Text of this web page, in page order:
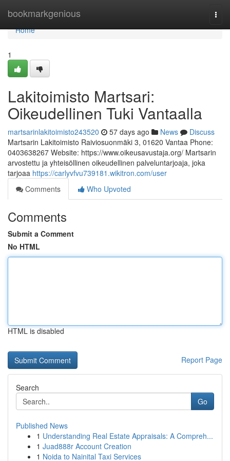
bookmarkgenious
Home
Home
1
Lakitoimisto Martsari:
Oikeudellinen Tuki Vantaalla
martsarinlakitoimisto243520 57 days ago News
Discuss
Martsarin Lakitoimisto Raiviosuonmäki 3, 01620 Vantaa Phone:
0403638267 Website: https://www.oikeusavustaja.org/ Martsarin
arvostettu ja yhteisöllinen oikeudellinen palveluntarjoaja, joka
tarjoaa https://carlyvfvu739181.wikitron.com/user
Comments
Who Upvoted
Comments
Submit a Comment
No HTML
HTML is disabled
Report Page
Search
Go
Published News
1 Understanding Real Estate Appraisals: A Compreh...
1 Juad888r Account Creation
1 Noida to Nainital Taxi Services